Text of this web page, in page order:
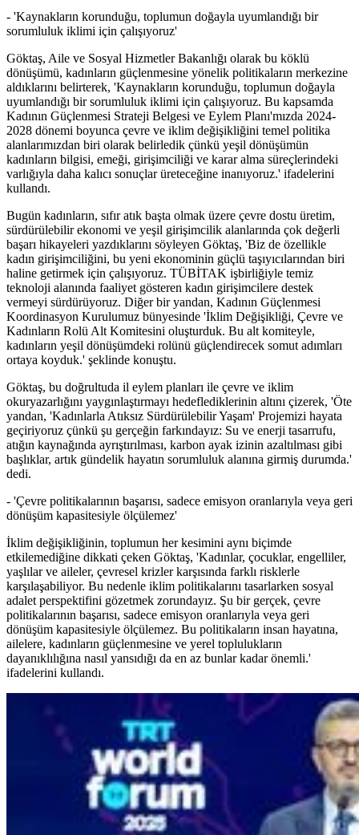
- 'Kaynakların korunduğu, toplumun doğayla uyumlandığı bir
sorumluluk iklimi için çalışıyoruz'
Göktaş, Aile ve Sosyal Hizmetler Bakanlığı olarak bu köklü
dönüşümü, kadınların güçlenmesine yönelik politikaların merkezine
aldıklarını belirterek, 'Kaynakların korunduğu, toplumun doğayla
uyumlandığı bir sorumluluk iklimi için çalışıyoruz. Bu kapsamda
Kadının Güçlenmesi Strateji Belgesi ve Eylem Planı'mızda 2024-
2028 dönemi boyunca çevre ve iklim değişikliğini temel politika
alanlarımızdan biri olarak belirledik çünkü yeşil dönüşümün
kadınların bilgisi, emeği, girişimciliği ve karar alma süreçlerindeki
varlığıyla daha kalıcı sonuçlar üreteceğine inanıyoruz.' ifadelerini
kullandı.
Bugün kadınların, sıfır atık başta olmak üzere çevre dostu üretim,
sürdürülebilir ekonomi ve yeşil girişimcilik alanlarında çok değerli
başarı hikayeleri yazdıklarını söyleyen Göktaş, 'Biz de özellikle
kadın girişimciliğini, bu yeni ekonominin güçlü taşıyıcılarından biri
haline getirmek için çalışıyoruz. TÜBİTAK işbirliğiyle temiz
teknoloji alanında faaliyet gösteren kadın girişimcilere destek
vermeyi sürdürüyoruz. Diğer bir yandan, Kadının Güçlenmesi
Koordinasyon Kurulumuz bünyesinde 'İklim Değişikliği, Çevre ve
Kadınların Rolü Alt Komitesini oluşturduk. Bu alt komiteyle,
kadınların yeşil dönüşümdeki rolünü güçlendirecek somut adımları
ortaya koyduk.' şeklinde konuştu.
Göktaş, bu doğrultuda il eylem planları ile çevre ve iklim
okuryazarlığını yaygınlaştırmayı hedeflediklerinin altını çizerek, 'Öte
yandan, 'Kadınlarla Atıksız Sürdürülebilir Yaşam' Projemizi hayata
geçiriyoruz çünkü şu gerçeğin farkındayız: Su ve enerji tasarrufu,
atığın kaynağında ayrıştırılması, karbon ayak izinin azaltılması gibi
başlıklar, artık gündelik hayatın sorumluluk alanına girmiş durumda.'
dedi.
- 'Çevre politikalarının başarısı, sadece emisyon oranlarıyla veya geri
dönüşüm kapasitesiyle ölçülemez'
İklim değişikliğinin, toplumun her kesimini aynı biçimde
etkilemediğine dikkati çeken Göktaş, 'Kadınlar, çocuklar, engelliler,
yaşlılar ve aileler, çevresel krizler karşısında farklı risklerle
karşılaşabiliyor. Bu nedenle iklim politikalarını tasarlarken sosyal
adalet perspektifini gözetmek zorundayız. Şu bir gerçek, çevre
politikalarının başarısı, sadece emisyon oranlarıyla veya geri
dönüşüm kapasitesiyle ölçülemez. Bu politikaların insan hayatına,
ailelere, kadınların güçlenmesine ve yerel toplulukların
dayanıklılığına nasıl yansıdığı da en az bunlar kadar önemli.'
ifadelerini kullandı.